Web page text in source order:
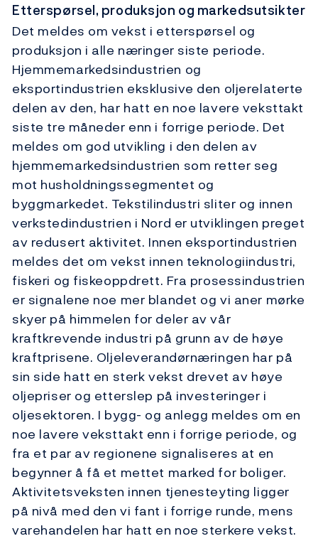
Etterspørsel, produksjon og markedsutsikter
Det meldes om vekst i etterspørsel og
produksjon i alle næringer siste periode.
Hjemmemarkedsindustrien og
eksportindustrien eksklusive den oljerelaterte
delen av den, har hatt en noe lavere veksttakt
siste tre måneder enn i forrige periode. Det
meldes om god utvikling i den delen av
hjemmemarkedsindustrien som retter seg
mot husholdningssegmentet og
byggmarkedet. Tekstilindustri sliter og innen
verkstedindustrien i Nord er utviklingen preget
av redusert aktivitet. Innen eksportindustrien
meldes det om vekst innen teknologiindustri,
fiskeri og fiskeoppdrett. Fra prosessindustrien
er signalene noe mer blandet og vi aner mørke
skyer på himmelen for deler av vår
kraftkrevende industri på grunn av de høye
kraftprisene. Oljeleverandørnæringen har på
sin side hatt en sterk vekst drevet av høye
oljepriser og etterslep på investeringer i
oljesektoren. I bygg- og anlegg meldes om en
noe lavere veksttakt enn i forrige periode, og
fra et par av regionene signaliseres at en
begynner å få et mettet marked for boliger.
Aktivitetsveksten innen tjenesteyting ligger
på nivå med den vi fant i forrige runde, mens
varehandelen har hatt en noe sterkere vekst.